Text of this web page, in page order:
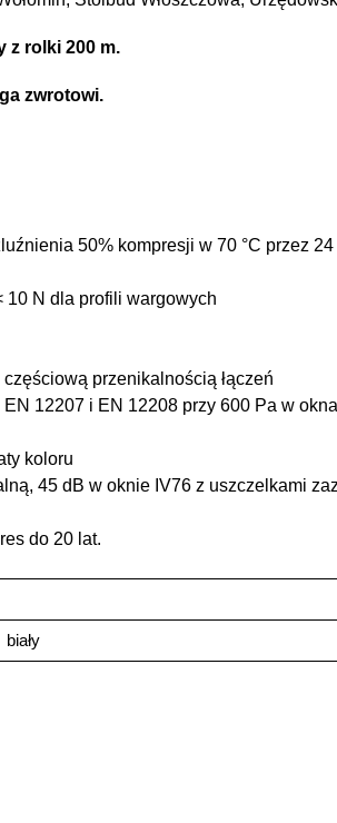
z rolki 200 m.
zwrotowi.
50% kompresji w 70 °C przez
10 N dla profili wargowych
przenikalnością łączeń
12207 i EN 12208 przy 600 Pa w
koloru
45 dB w oknie IV76 z uszczelkami
do 20 lat.
biały